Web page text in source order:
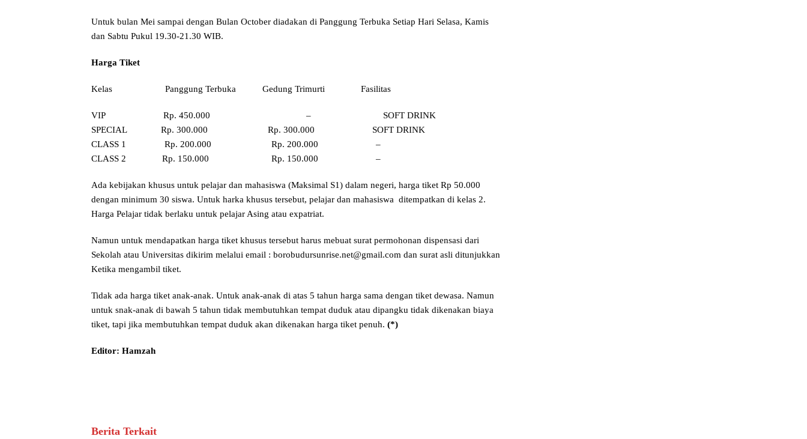
Untuk bulan Mei sampai dengan Bulan October diadakan di Panggung Terbuka Setiap Hari Selasa, Kamis
dan Sabtu Pukul 19.30-21.30 WIB.
Harga Tiket
Kelas Panggung Terbuka Gedung Trimurti Fasilitas
VIP Rp. 450.000 – SOFT DRINK
SPECIAL Rp. 300.000 Rp. 300.000 SOFT DRINK
CLASS 1 Rp. 200.000 Rp. 200.000 –
CLASS 2 Rp. 150.000 Rp. 150.000 –
Ada kebijakan khusus untuk pelajar dan mahasiswa (Maksimal S1) dalam negeri, harga tiket Rp 50.000
dengan minimum 30 siswa. Untuk harka khusus tersebut, pelajar dan mahasiswa ditempatkan di kelas 2.
Harga Pelajar tidak berlaku untuk pelajar Asing atau expatriat.
Namun untuk mendapatkan harga tiket khusus tersebut harus mebuat surat permohonan dispensasi dari
Sekolah atau Universitas dikirim melalui email : borobudursunrise.net@gmail.com dan surat asli ditunjukkan
Ketika mengambil tiket.
Tidak ada harga tiket anak-anak. Untuk anak-anak di atas 5 tahun harga sama dengan tiket dewasa. Namun
untuk snak-anak di bawah 5 tahun tidak membutuhkan tempat duduk atau dipangku tidak dikenakan biaya
tiket, tapi jika membutuhkan tempat duduk akan dikenakan harga tiket penuh. (*)
Editor: Hamzah
Berita Terkait